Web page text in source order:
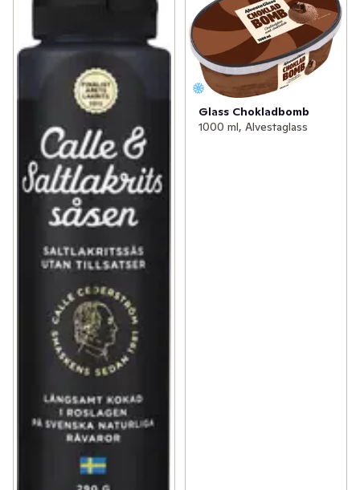
Glass Chokladbomb
1000 ml, Alvestaglass